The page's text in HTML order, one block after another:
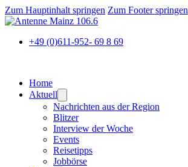
Zum Hauptinhalt springen Zum Footer springen
+49 (0)611-952- 69 8 69
Home
Aktuell
Nachrichten aus der Region
Blitzer
Interview der Woche
Events
Reisetipps
Jobbörse